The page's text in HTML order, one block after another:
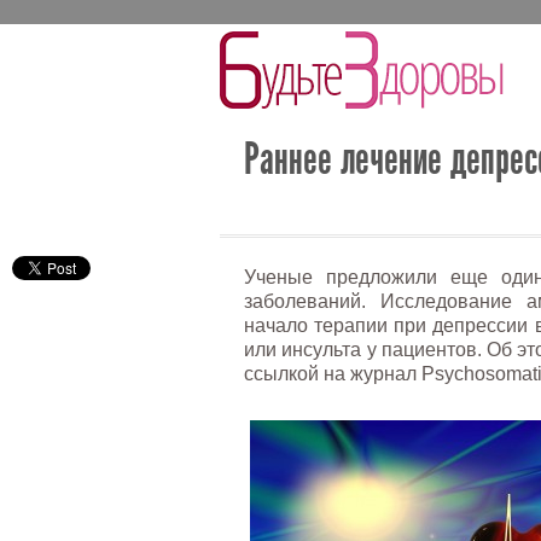
Раннее лечение
Ученые предложили еще один
заболеваний. Исследование
начало терапии при депрессии
или инсульта у пациентов. Об
ссылкой на журнал